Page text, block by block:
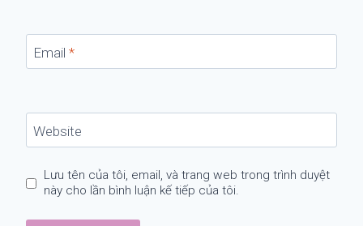
Email *
Website
Lưu tên của tôi, email, và trang web trong trình duyệt
này cho lần bình luận kế tiếp của tôi.